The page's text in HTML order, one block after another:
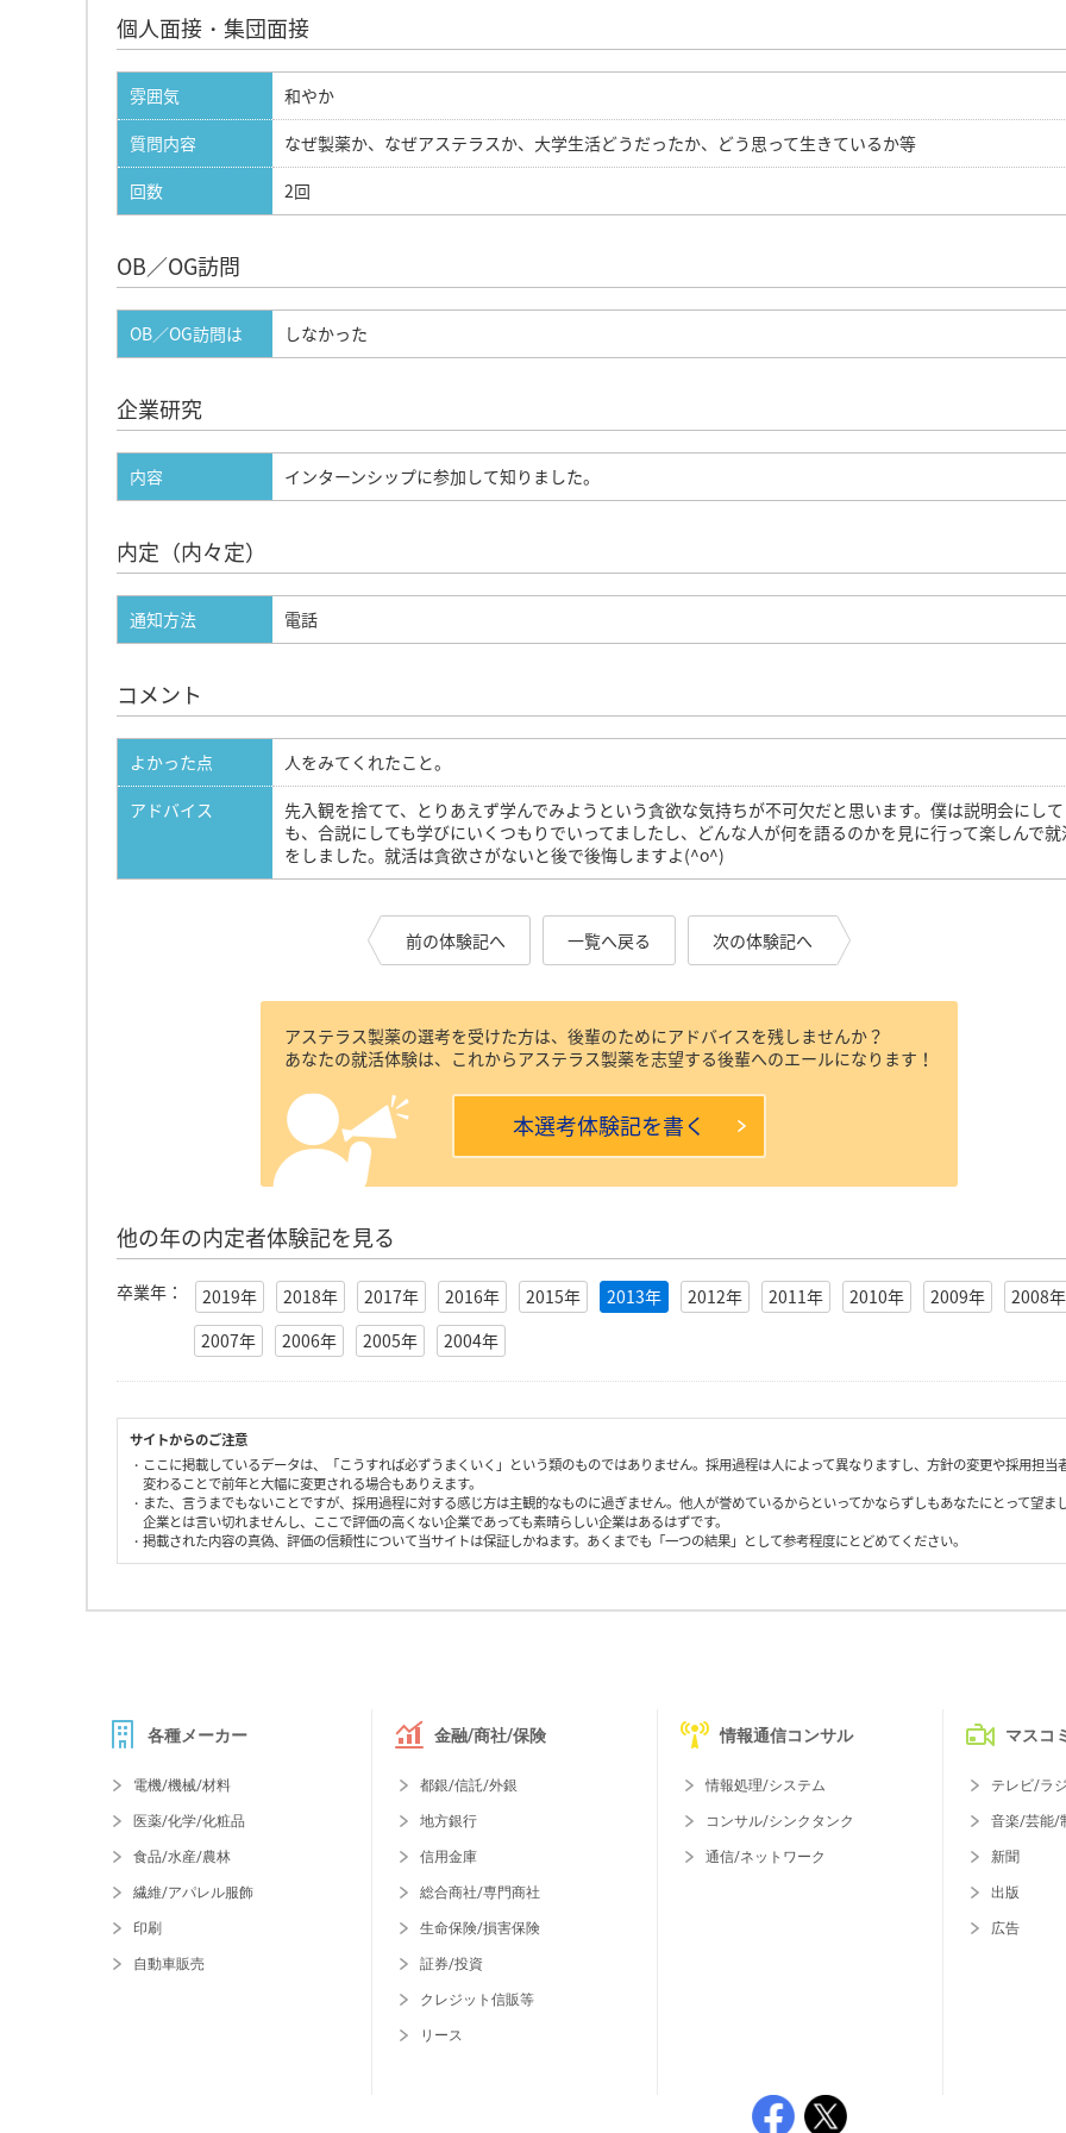
個人面接・集団面接
雰囲気
和やか
質問内容
なぜ製薬か、なぜアステラスか、大学生活どうだったか、どう思って生きているか等
回数
2回
OB／OG訪問
OB／OG訪問は しなかった
企業研究
内容 インターンシップに参加して知りました。
内定（内々定）
通知方法 電話
コメント
よかった点
人をみてくれたこと。
アドバイス
先入観を捨てて、とりあえず学んでみようという貪欲な気持ちが不可欠だと思います。僕は説明会にして
も、合説にしても学びにいくつもりでいってましたし、どんな人が何を語るのかを見に行って楽しんで就
をしました。就活は貪欲さがないと後で後悔しますよ(^o^)
前の体験記へ 一覧へ戻る 次の体験記へ
アステラス製薬の選考を受けた方は、後輩のためにアドバイスを残しませんか？
あなたの就活体験は、これからアステラス製薬を志望する後輩へのエールになります！
本選考体験記を書く
他の年の内定者体験記を見る
卒業年： 2019年 2018年 2017年 2016年 2015年 2013年 2012年 2011年 2010年 2009年
2008年
2007年
2006年 2005年 2004年
サイトからのご注意
・ここに掲載しているデータは、「こうすれば必ずうまくいく」という類のものではありません。採用過程は人によって異なりますし、方針の変更や採用担当
変わることで前年と大幅に変更される場合もありえます。
・また、言うまでもないことですが、採用過程に対する感じ方は主観的なものに過ぎません。他人が誉めているからといってかならずしもあなたにとって望ま
企業とは言い切れませんし、ここで評価の高くない企業であっても素晴らしい企業はあるはずです。
・掲載された内容の真偽、評価の信頼性について当サイトは保証しかねます。あくまでも「一つの結果」として参考程度にとどめてください。
各種メーカー
電機/機械/材料
医薬/化学/化粧品
食品/水産/農林
繊維/アパレル服飾
印刷
自動車販売
金融/商社/保険
都銀/信託/外銀
地方銀行
信用金庫
総合商社/専門商社
生命保険/損害保険
証券/投資
クレジット信販等
リース
情報通信コンサル
情報処理/システム
コンサル/シンクタンク
通信/ネットワーク
マスコミ
テレビ/ラ
音楽/芸能/
新聞
出版
広告